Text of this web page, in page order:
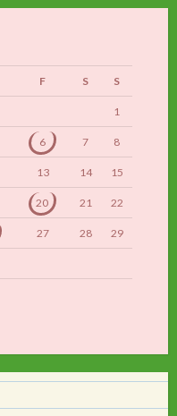
F S S
1
6 7 8
13 14 15
20 21 22
27 28 29